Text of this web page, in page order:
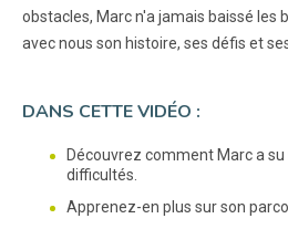
obstacles, Marc n'a jamais baissé les
avec nous son histoire, ses défis et
DANS CETTE VIDÉO :
Découvrez comment Marc a
difficultés.
Apprenez-en plus sur son